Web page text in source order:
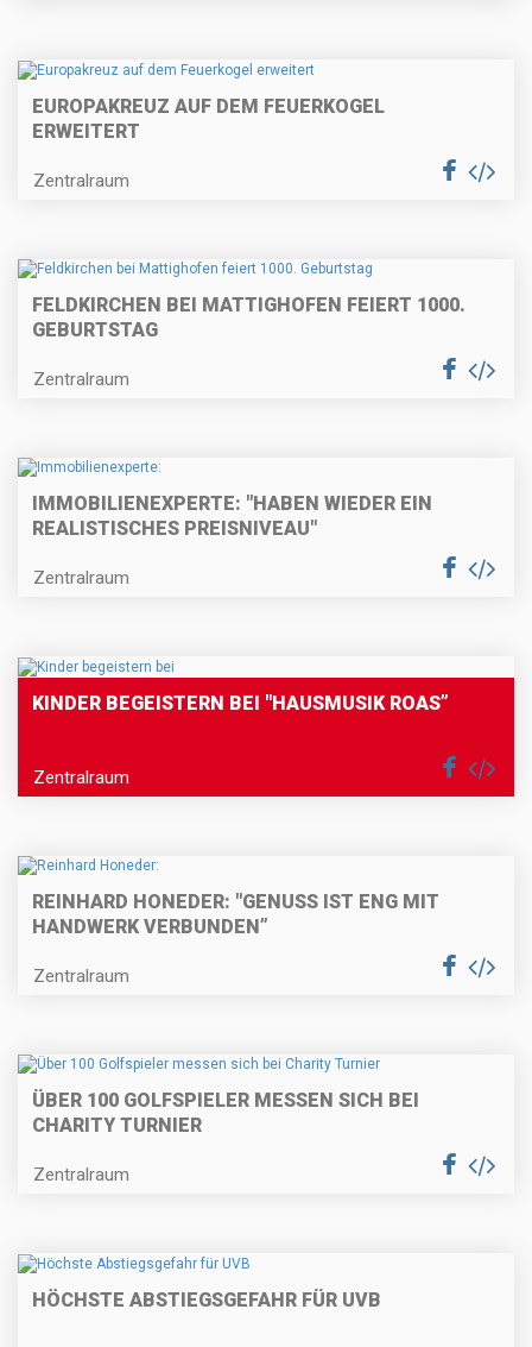
EUROPAKREUZ AUF DEM FEUERKOGEL
ERWEITERT
Zentralraum
FELDKIRCHEN BEI MATTIGHOFEN FEIERT 1000.
GEBURTSTAG
Zentralraum
IMMOBILIENEXPERTE: "HABEN WIEDER EIN
REALISTISCHES PREISNIVEAU"
Zentralraum
KINDER BEGEISTERN BEI "HAUSMUSIK ROAS”
Zentralraum
REINHARD HONEDER: "GENUSS IST ENG MIT
HANDWERK VERBUNDEN”
Zentralraum
ÜBER 100 GOLFSPIELER MESSEN SICH BEI
CHARITY TURNIER
Zentralraum
HÖCHSTE ABSTIEGSGEFAHR FÜR UVB